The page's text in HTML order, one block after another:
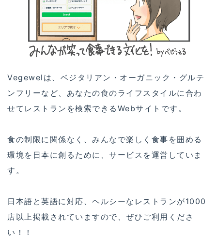
Vegewelは、ベジタリアン・オーガニック・グルテ
ンフリーなど、あなたの食のライフスタイルに合わ
せてレストランを検索できるWebサイトです。
食の制限に関係なく、みんなで楽しく食事を囲める
環境を日本に創るために、サービスを運営していま
す。
日本語と英語に対応、ヘルシーなレストランが1000
店以上掲載されていますので、ぜひご利用くださ
い！！